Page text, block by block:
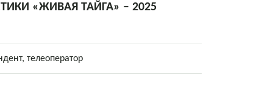
«ЖИВАЯ ТАЙГА» – 2025
телеоператор